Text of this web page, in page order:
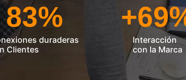
duraderas
Clientes
83%
Interacción
con la Marca
+69